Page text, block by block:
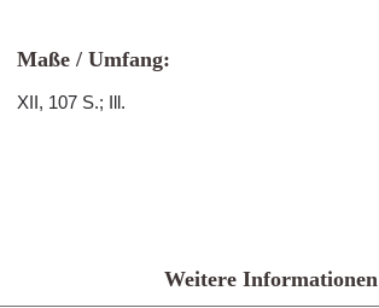
Maße / Umfang:
XII, 107 S.; Ill.
Weitere Informationen